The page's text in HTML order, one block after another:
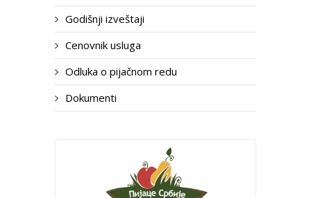
Godišnji izveštaji
Cenovnik usluga
Odluka o pijačnom redu
Dokumenti